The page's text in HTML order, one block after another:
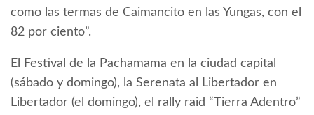
como las termas de Caimancito en las Yungas, con el
82 por ciento”.
El Festival de la Pachamama en la ciudad capital
(sábado y domingo), la Serenata al Libertador en
Libertador (el domingo), el rally raid “Tierra Adentro”